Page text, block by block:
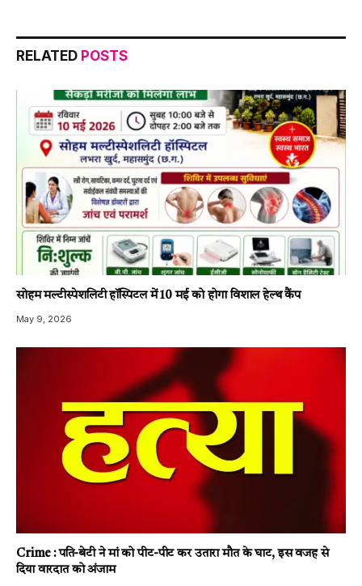
RELATED POSTS
सोहम मल्टीस्पेशलिटी हॉस्पिटल में 10 मई को होगा विशाल हेल्थ कैंप
May 9, 2026
Crime : पति-बेटी ने मां को पीट-पीट कर उतारा मौत के घाट, इस वजह से
दिया वारदात को अंजाम